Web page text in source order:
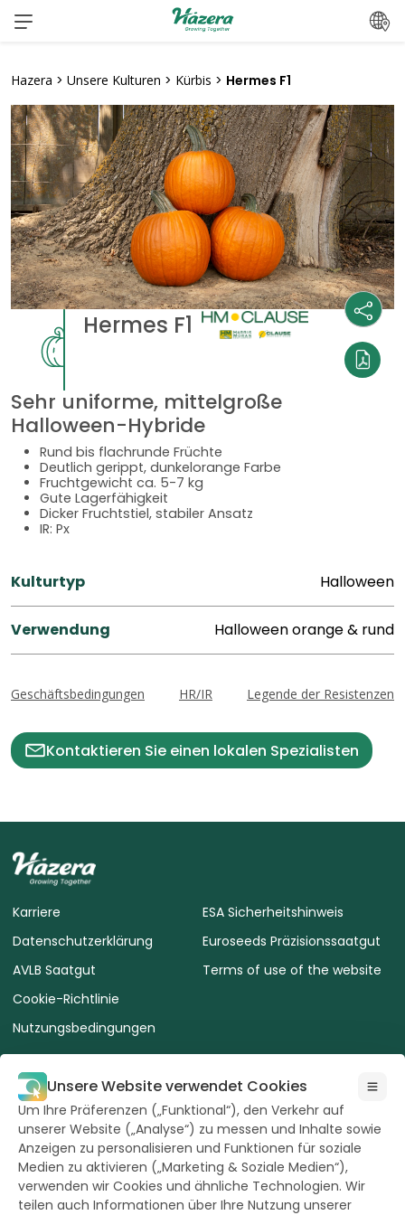
Zum
Inhalt
Hazera > Unsere Kulturen > Kürbis > Hermes F1
Hermes F1
Sehr uniforme, mittelgroße
Halloween-Hybride
Rund bis flachrunde Früchte
Deutlich gerippt, dunkelorange Farbe
Fruchtgewicht ca. 5-7 kg
Gute Lagerfähigkeit
Dicker Fruchtstiel, stabiler Ansatz
IR: Px
Kulturtyp Halloween
Verwendung Halloween orange & rund
Geschäftsbedingungen HR/IR Legende der Resistenzen
Kontaktieren Sie einen lokalen Spezialisten
Karriere
Datenschutzerklärung
AVLB Saatgut
Cookie-Richtlinie
Nutzungsbedingungen
ESA Sicherheitshinweis
Euroseeds Präzisionssaatgut
Terms of use of the website
Alle Rechte
vorbehalten durch
Hazera 2026
Unsere Website verwendet Cookies
Um Ihre Präferenzen („Funktional“), den Verkehr auf
unserer Website („Analyse“) zu messen und Inhalte sowie
Anzeigen zu personalisieren und Funktionen für soziale
Medien zu aktivieren („Marketing & Soziale Medien“),
verwenden wir Cookies und ähnliche Technologien. Wir
teilen auch Informationen über Ihre Nutzung unserer